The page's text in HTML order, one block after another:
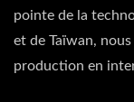
pointe de la
et de Taïwan,
production en